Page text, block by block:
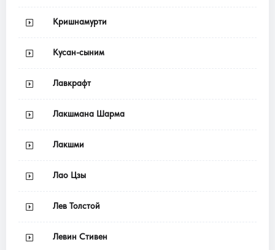
Кришнамурти
Кусан-сыним
Лавкрафт
Лакшмана Шарма
Лакшми
Лао Цзы
Лев Толстой
Левин Стивен